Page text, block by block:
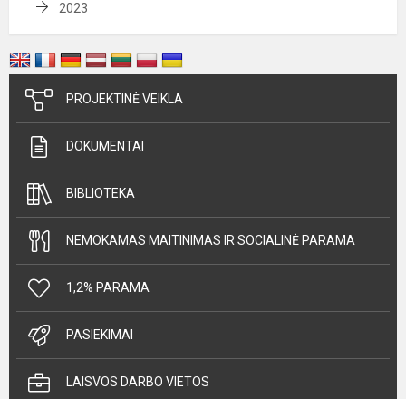
2023
PROJEKTINĖ VEIKLA
DOKUMENTAI
BIBLIOTEKA
NEMOKAMAS MAITINIMAS IR SOCIALINĖ PARAMA
1,2% PARAMA
PASIEKIMAI
LAISVOS DARBO VIETOS